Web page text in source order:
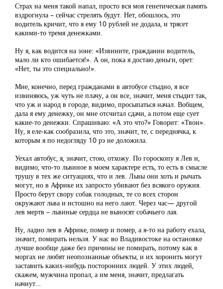
Страх на меня такой напал, просто вся моя генетическая память
вздрогнула – сейчас стрелять будут. Нет, обошлось, это
водитель кричит, что я ему 10 рублей не додала, и трясет
какими-то тремя денежками.
Ну я, как водится на зоне: «Извините, гражданин водитель,
мало ли кто ошибается!». А он, пока я достаю деньги, орет:
«Нет, ты это специально!».
Мне, конечно, перед гражданами в автобусе стыдно, я все
извиняюсь, уж чуть не плачу, а он все, значит, меня стыдит так,
что уж и народ в городе, видимо, просыпаться начал. Вобщем,
дала я ему денежку, он мне отсчитал сдачи, а потом еще сует
какие-то денежки. Спрашиваю: «А это что?» Говорит: «Твои».
Ну, я еле-как сообразила, что это, значит, те, с переднячка, к
которым я по недогляду 10 рэ не доложила.
Уехал автобус, я, значит, стою, отхожу. По гороскопу я Лев и,
видимо, что-то львиное в моем характере есть, то есть в смысле
трушу в тех же ситуациях, что и лев. Львы они хоть и рычать
могут, но в Африке их запросто убивают без всякого оружия.
Просто берут свору собак голодных, те со всех сторон
окружают льва и истошно на него лают. Через час— другой
лев мертв – львиные сердца не выносят собачьего лая.
Ну, ладно лев в Африке, помер и помер, а я-то на работу ехала,
значит, помирать нельзя. У нас во Владивостоке на остановке
лучше вообще даже без причины не помирать, потому как в
моргах не любят неопознанные объекты, и их хоронить могут
заставить каких-нибудь посторонних людей. У этих людей,
скажем, мужчина пропал, а им меня, значит, предлагать
начнут…